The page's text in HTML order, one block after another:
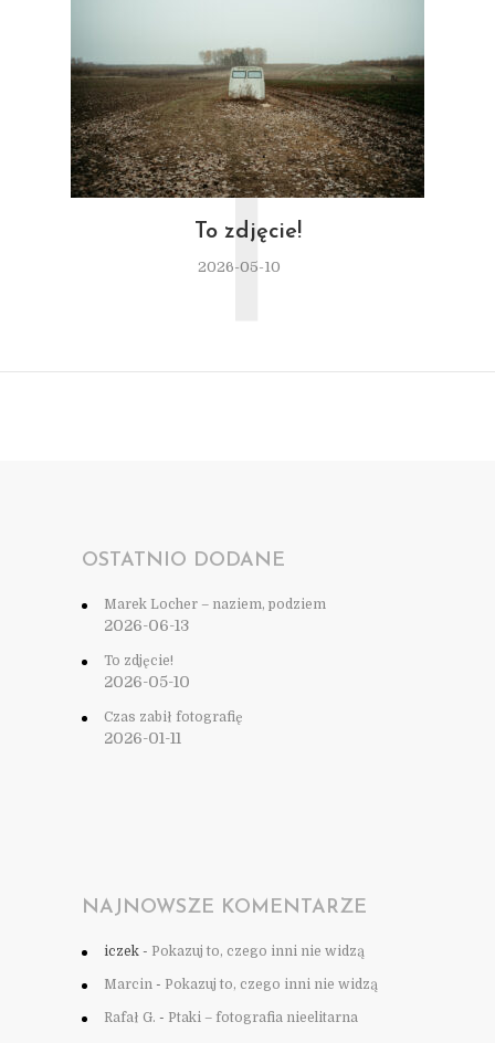
To zdjęcie!
2026-05-10
T
OSTATNIO DODANE
Marek Locher – naziem, podziem
2026-06-13
To zdjęcie!
2026-05-10
Czas zabił fotografię
2026-01-11
NAJNOWSZE KOMENTARZE
iczek - Pokazuj to, czego inni nie widzą
Marcin - Pokazuj to, czego inni nie widzą
Rafał G. - Ptaki – fotografia nieelitarna